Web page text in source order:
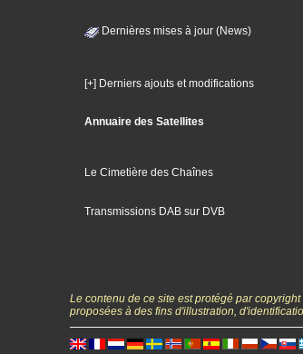
Dernières mises à jour (News)
[+] Derniers ajouts et modifications
Annuaire des Satellites
Le Cimetière des Chaînes
Transmissions DAB sur DVB
Le contenu de ce site est protégé par
proposées à des fins d'illustration,